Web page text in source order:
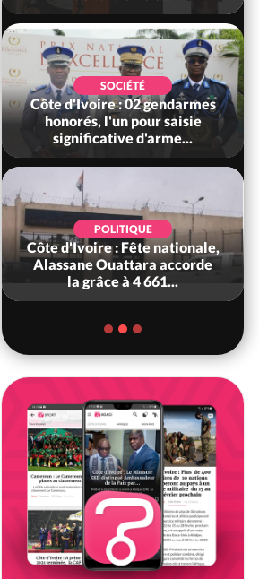
SOCIÉTÉ
Côte d'Ivoire : 02 gendarmes
honorés, l'un pour saisie
significative d'arme...
POLITIQUE
Côte d'Ivoire : Fête nationale,
Alassane Ouattara accorde
la grâce à 4 661...